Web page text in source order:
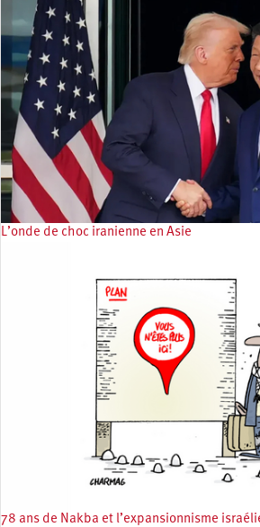
L’onde de choc iranienne en Asie
78 ans de Nakba et l’expansionnisme